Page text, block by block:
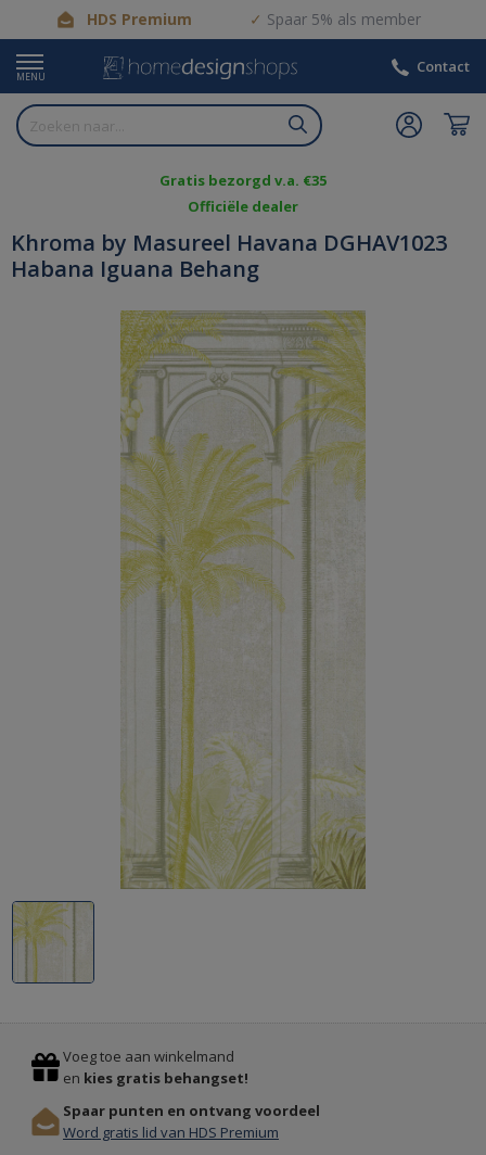
HDS Premium Spaar 5% als member
MENU
Contact
Gratis bezorgd v.a. €35
Officiële dealer
Khroma by Masureel Havana DGHAV1023
Habana Iguana Behang
DEURMATTEN
MAAT
GEMAAKT
Previous
Stop
Voeg toe aan winkelmand
en kies gratis behangset!
Spaar punten en ontvang voordeel
Word gratis lid van HDS Premium